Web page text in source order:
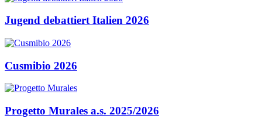
Jugend debattiert Italien 2026
Cusmibio 2026
Progetto Murales a.s. 2025/2026